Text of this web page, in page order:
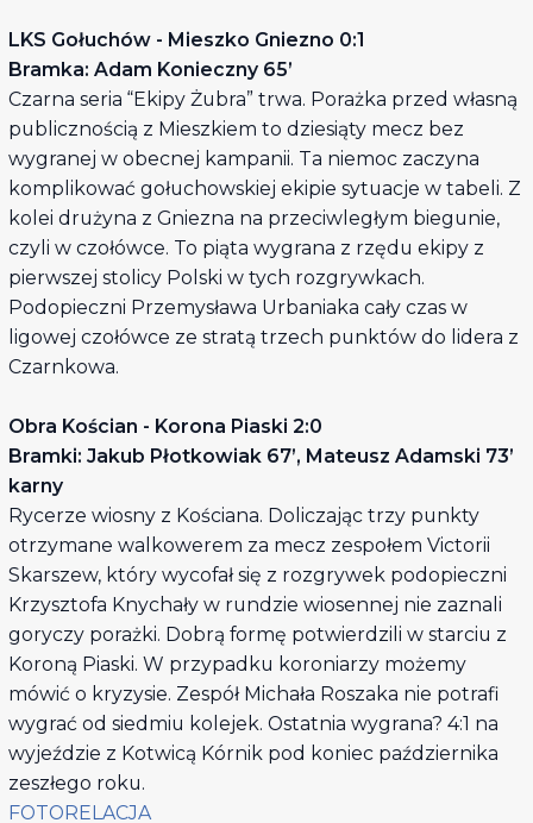
LKS Gołuchów - Mieszko Gniezno 0:1
Bramka: Adam Konieczny 65’
Czarna seria “Ekipy Żubra” trwa. Porażka przed własną
publicznością z Mieszkiem to dziesiąty mecz bez
wygranej w obecnej kampanii. Ta niemoc zaczyna
komplikować gołuchowskiej ekipie sytuacje w tabeli. Z
kolei drużyna z Gniezna na przeciwległym biegunie,
czyli w czołówce. To piąta wygrana z rzędu ekipy z
pierwszej stolicy Polski w tych rozgrywkach.
Podopieczni Przemysława Urbaniaka cały czas w
ligowej czołówce ze stratą trzech punktów do lidera z
Czarnkowa.
Obra Kościan - Korona Piaski 2:0
Bramki: Jakub Płotkowiak 67’, Mateusz Adamski 73’
karny
Rycerze wiosny z Kościana. Doliczając trzy punkty
otrzymane walkowerem za mecz zespołem Victorii
Skarszew, który wycofał się z rozgrywek podopieczni
Krzysztofa Knychały w rundzie wiosennej nie zaznali
goryczy porażki. Dobrą formę potwierdzili w starciu z
Koroną Piaski. W przypadku koroniarzy możemy
mówić o kryzysie. Zespół Michała Roszaka nie potrafi
wygrać od siedmiu kolejek. Ostatnia wygrana? 4:1 na
wyjeździe z Kotwicą Kórnik pod koniec października
zeszłego roku.
FOTORELACJA